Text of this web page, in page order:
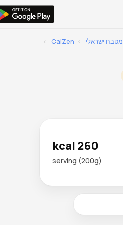
CalZen
› מטבח ישראלי ›
260 kcal
serving (200g)